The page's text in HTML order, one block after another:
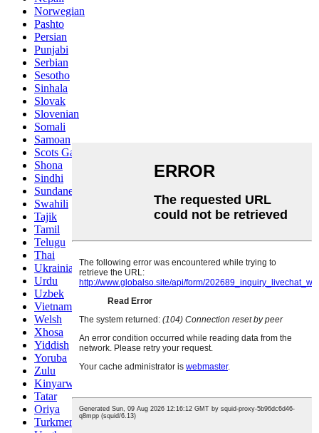
Norwegian
Pashto
Persian
Punjabi
Serbian
Sesotho
Sinhala
Slovak
Slovenian
Somali
Samoan
Scots Gaelic
Shona
Sindhi
Sundanese
Swahili
Tajik
Tamil
Telugu
Thai
Ukrainian
Urdu
Uzbek
Vietnamese
Welsh
Xhosa
Yiddish
Yoruba
Zulu
Kinyarwanda
Tatar
Oriya
Turkmen